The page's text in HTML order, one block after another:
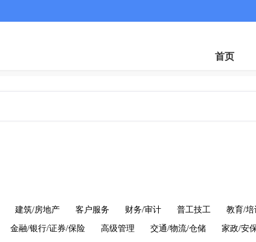
首页
建筑/房地产 客户服务 财务/审计 普工技工 教育/培
金融/银行/证券/保险 高级管理 交通/物流/仓储 家政/安